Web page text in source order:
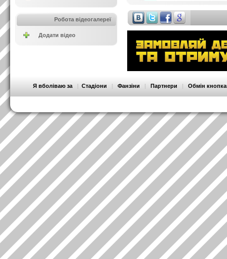
Робота відеогалереї
Додати відео
Я вболіваю за | Стадіони | Фанзіни | Партнери | Обмін